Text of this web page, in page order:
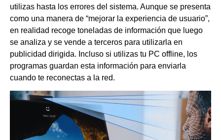
utilizas hasta los errores del sistema. Aunque se presenta
como una manera de “mejorar la experiencia de usuario”,
en realidad recoge toneladas de información que luego
se analiza y se vende a terceros para utilizarla en
publicidad dirigida. Incluso si utilizas tu PC offline, los
programas guardan esta información para enviarla
cuando te reconectas a la red.